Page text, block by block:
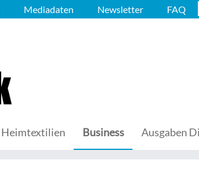
Mediadaten Newsletter FAQ
Heimtextilien Business Ausgaben